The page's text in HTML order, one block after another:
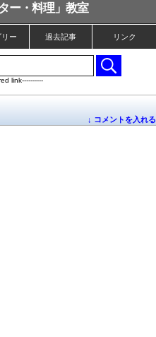
ー・料理」教室
ー 過去記事 リンク
link----------
↓ コメントを入れる